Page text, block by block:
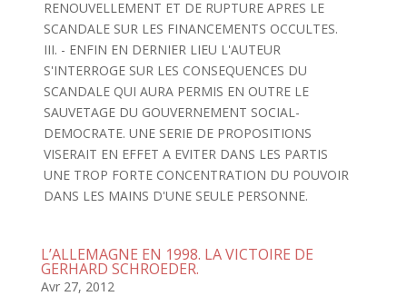
RENOUVELLEMENT ET DE RUPTURE APRES LE
SCANDALE SUR LES FINANCEMENTS OCCULTES.
III. - ENFIN EN DERNIER LIEU L'AUTEUR
S'INTERROGE SUR LES CONSEQUENCES DU
SCANDALE QUI AURA PERMIS EN OUTRE LE
SAUVETAGE DU GOUVERNEMENT SOCIAL-
DEMOCRATE. UNE SERIE DE PROPOSITIONS
VISERAIT EN EFFET A EVITER DANS LES PARTIS
UNE TROP FORTE CONCENTRATION DU POUVOIR
DANS LES MAINS D'UNE SEULE PERSONNE.
L’ALLEMAGNE EN 1998. LA VICTOIRE DE
GERHARD SCHROEDER.
Avr 27, 2012